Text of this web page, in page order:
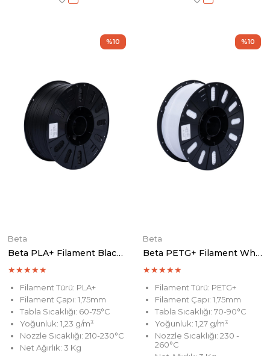
Beta
Beta PLA+ Filament Black 3 KG
★★★★★
Filament Türü: PLA+
Filament Çapı: 1,75mm
Tabla Sıcaklığı: 60-75°C
Yoğunluk: 1,23 g/m³
Nozzle Sıcaklığı: 210-230°C
Net Ağırlık: 3 Kg
%10
Beta
Beta PETG+ Filament White 3 KG
★★★★★
Filament Türü: PETG+
Filament Çapı: 1,75mm
Tabla Sıcaklığı: 70-90°C
Yoğunluk: 1,27 g/m³
Nozzle Sıcaklığı: 230 -
260°C
%10